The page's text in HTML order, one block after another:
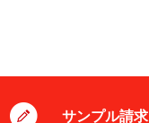
サンプル請求